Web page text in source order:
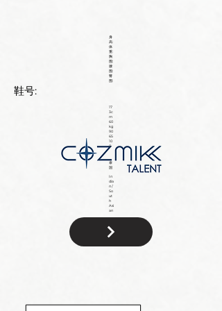
In
dia
n /
So
ut
h
Asi
an
泰
国
身
高:
体
重:
胸
围:
腰
围:
臀
围:
鞋号:
17
3c
m
60
kg
90
65
10
0
籍: